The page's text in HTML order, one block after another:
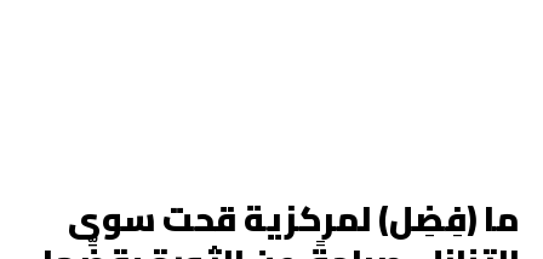
ما (فِضِل) لمركزية قحت سوى